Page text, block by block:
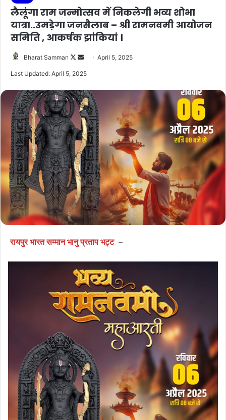
लैलूंगा राम जन्मोत्सव में निकलेगी भव्य शोभा
यात्रा..उमड़ेगा जनसैलाब – श्री रामनवमी आयोजन
समिति , आकर्षक झांकियां ।
Bharat Samman
Follow
Send April 5, 2025
Last Updated: April 5, 2025
रायपुर भारत सम्मान भानु प्रताप भट्ट –